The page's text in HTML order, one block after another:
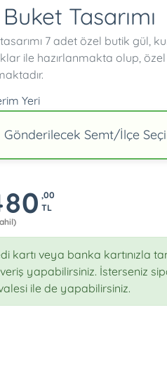
Buket Tasarımı
7 adet özel butik gül,
ile hazırlanmakta olup, özel
Yeri
Gönderilecek Semt/İlçe
,00
TL
kartı veya banka kartınızla
yapabilirsiniz. İsterseniz
ile de yapabilirsiniz.